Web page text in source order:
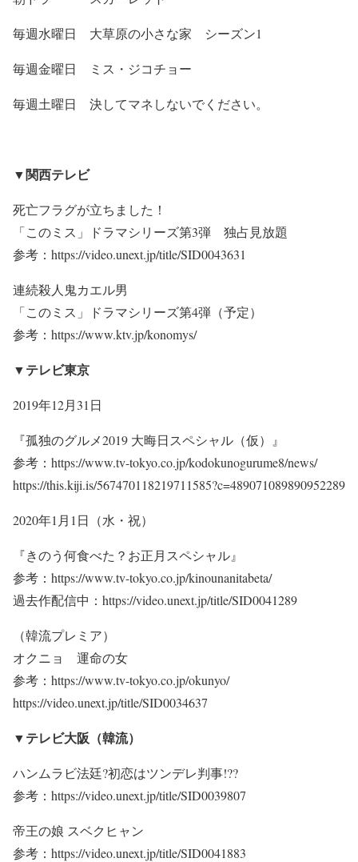
毎週水曜日 大草原の小さな家 シーズン1
毎週金曜日 ミス・ジコチョー
毎週土曜日 決してマネしないでください。
▼関西テレビ
死亡フラグが立ちました！
「このミス」ドラマシリーズ第3弾 独占見放題
参考：https://video.unext.jp/title/SID0043631
連続殺人鬼カエル男
「このミス」ドラマシリーズ第4弾（予定）
参考：https://www.ktv.jp/konomys/
▼テレビ東京
2019年12月31日
『孤独のグルメ2019 大晦日スペシャル（仮）』
参考：https://www.tv-tokyo.co.jp/kodokunogurume8/news/
https://this.kiji.is/567470118219711585?c=489071089890952289
2020年1月1日（水・祝）
『きのう何食べた？お正月スペシャル』
参考：https://www.tv-tokyo.co.jp/kinounanitabeta/
過去作配信中：https://video.unext.jp/title/SID0041289
（韓流プレミア）
オクニョ 運命の女
参考：https://www.tv-tokyo.co.jp/okunyo/
https://video.unext.jp/title/SID0034637
▼テレビ大阪（韓流）
ハンムラビ法廷?初恋はツンデレ判事!??
参考：https://video.unext.jp/title/SID0039807
帝王の娘 スベクヒャン
参考：https://video.unext.jp/title/SID0041883